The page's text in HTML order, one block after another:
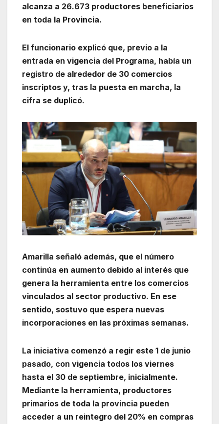
alcanza a 26.673 productores beneficiarios
en toda la Provincia.
El funcionario explicó que, previo a la
entrada en vigencia del Programa, había un
registro de alrededor de 30 comercios
inscriptos y, tras la puesta en marcha, la
cifra se duplicó.
Amarilla señaló además, que el número
continúa en aumento debido al interés que
genera la herramienta entre los comercios
vinculados al sector productivo. En ese
sentido, sostuvo que espera nuevas
incorporaciones en las próximas semanas.
La iniciativa comenzó a regir este 1 de junio
pasado, con vigencia todos los viernes
hasta el 30 de septiembre, inicialmente.
Mediante la herramienta, productores
primarios de toda la provincia pueden
acceder a un reintegro del 20% en compras